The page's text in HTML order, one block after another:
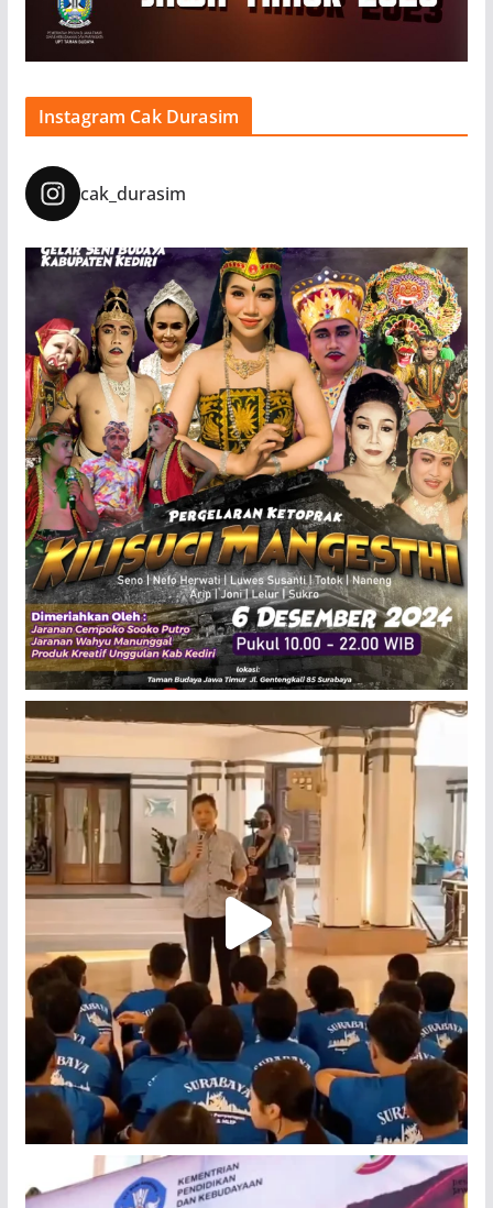
Instagram Cak Durasim
cak_durasim